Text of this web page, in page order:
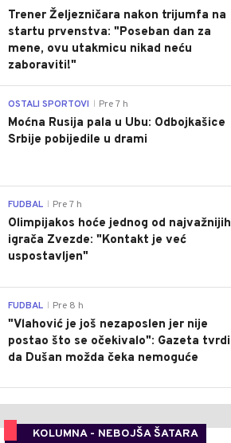
Trener Željezničara nakon trijumfa na
startu prvenstva: "Poseban dan za
mene, ovu utakmicu nikad neću
zaboraviti!"
OSTALI SPORTOVI Pre 7 h
Moćna Rusija pala u Ubu: Odbojkašice
Srbije pobijedile u drami
FUDBAL Pre 7 h
Olimpijakos hoće jednog od najvažnijih
igrača Zvezde: "Kontakt je već
uspostavljen"
FUDBAL Pre 8 h
"Vlahović je još nezaposlen jer nije
postao što se očekivalo": Gazeta tvrdi
da Dušan možda čeka nemoguće
KOLUMNA - NEBOJŠA ŠATARA